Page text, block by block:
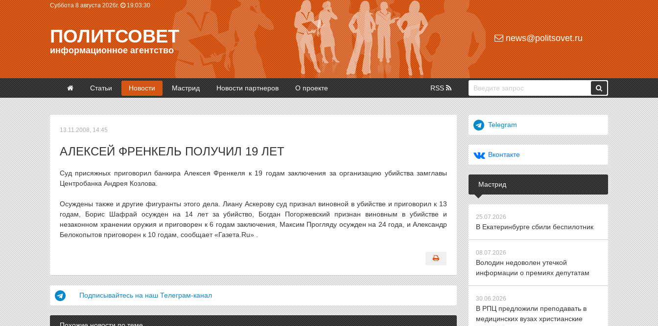
Суббота 8 августа 2026г. 19:03:30
ПОЛИТСОВЕТ
информационное агентство
news@politsovet.ru
Статьи Новости Мастрид Новости партнеров О проекте RSS
13.11.2008, 14:45
АЛЕКСЕЙ ФРЕНКЕЛЬ ПОЛУЧИЛ 19 ЛЕТ
Суд присяжных приговорил банкира Алексея Френкеля к 19 годам заключения за организацию убийства замглавы
Центробанка Андрея Козлова.
Осуждены также и другие фигуранты этого дела. Лиану Аскерову суд признал виновной в убийстве и приговорил к 13
годам, Борис Шафрай осужден на 14 лет за убийство, Богдан Погоржевский признан виновным в убийстве и
незаконном хранении оружия и приговорен к 6 годам заключения, Максим Прогляду осужден на 24 года, и Александр
Белокопытов приговорен к 10 годам, сообщает «Газета.Ru» .
Подписывайтесь на наш Телеграм-канал
Telegram
Вконтакте
Мастрид
25.07.2026
В Екатеринбурге сбили беспилотник
08.07.2026
Володин недоволен утечкой
информации о премиях депутатам
30.06.2026
В РПЦ предложили преподавать в
медицинских вузах христианские